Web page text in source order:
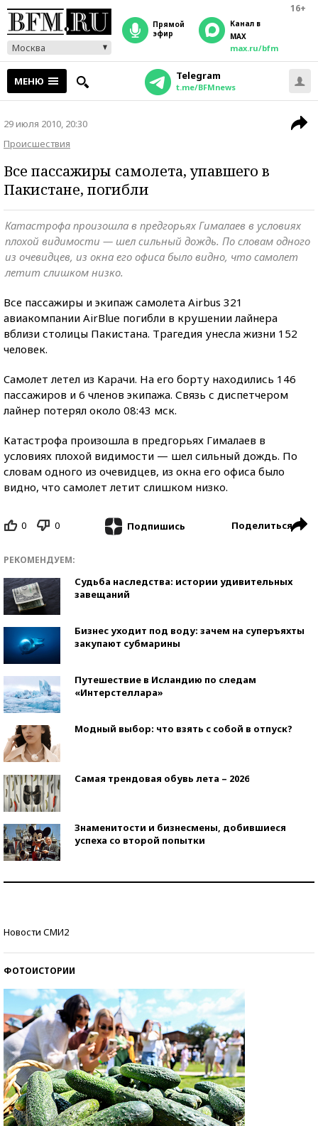
16+
Москва
прямой
эфир
Канал в
MAX
max.ru/bfm
МЕНЮ Telegram
t.me/BFMnews
29 июля 2010, 20:30
Происшествия
Все пассажиры самолета, упавшего в
Пакистане, погибли
Катастрофа произошла в предгорьях Гималаев в условиях
плохой видимости — шел сильный дождь. По словам одного
из очевидцев, из окна его офиса было видно, что самолет
летит слишком низко.
Все пассажиры и экипаж самолета Airbus 321
авиакомпании AirBlue погибли в крушении лайнера
вблизи столицы Пакистана. Трагедия унесла жизни 152
человек.
Cамолет летел из Карачи. На его борту находились 146
пассажиров и 6 членов экипажа. Связь с диспетчером
лайнер потерял около 08:43 мск.
Катастрофа произошла в предгорьях Гималаев в
условиях плохой видимости — шел сильный дождь. По
словам одного из очевидцев, из окна его офиса было
видно, что самолет летит слишком низко.
0 0 Подпишись Поделиться
РЕКОМЕНДУЕМ:
Судьба наследства: истории удивительных
завещаний
Бизнес уходит под воду: зачем на суперъяхты
закупают субмарины
Путешествие в Исландию по следам
«Интерстеллара»
Модный выбор: что взять с собой в отпуск?
Самая трендовая обувь лета – 2026
Знаменитости и бизнесмены, добившиеся
успеха со второй попытки
Новости СМИ2
ФОТОИСТОРИИ